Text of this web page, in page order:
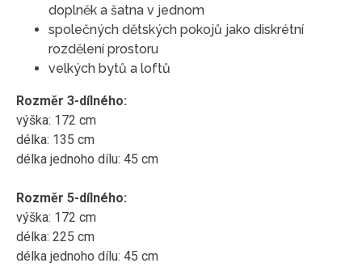
doplněk a šatna v jednom
společných dětských pokojů jako diskrétní
rozdělení prostoru
velkých bytů a loftů
Rozměr 3-dílného:
výška: 172 cm
délka: 135 cm
délka jednoho dílu: 45 cm
Rozměr 5-dílného:
výška: 172 cm
délka: 225 cm
délka jednoho dílu: 45 cm